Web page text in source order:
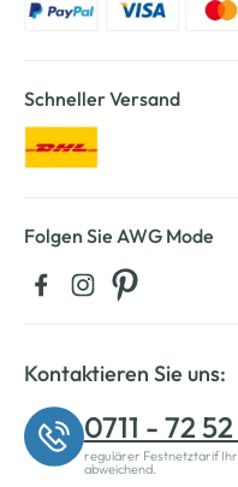
Schneller Versand
Folgen Sie AWG Mode
Kontaktieren Sie uns:
0711 - 72
regulärer Festnetztarif
abweichend.